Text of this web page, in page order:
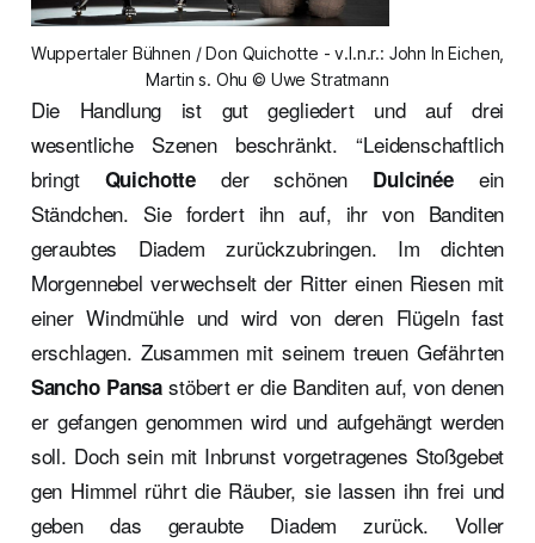
Wuppertaler Bühnen / Don Quichotte - v.l.n.r.: John In Eichen,
Martin s. Ohu © Uwe Stratmann
Die Handlung ist gut gegliedert und auf drei
wesentliche Szenen beschränkt. “Leidenschaftlich
bringt Quichotte der schönen Dulcinéeein
Ständchen. Sie fordert ihn auf, ihr von Banditen
geraubtes Diadem zurückzubringen. Im dichten
Morgennebel verwechselt der Ritter einen Riesen mit
einer Windmühle und wird von deren Flügeln fast
erschlagen. Zusammen mit seinem treuen Gefährten
Sancho Pansa stöbert er die Banditen auf, von denen
er gefangen genommen wird und aufgehängt werden
soll. Doch sein mit Inbrunst vorgetragenes Stoßgebet
gen Himmel rührt die Räuber, sie lassen ihn frei und
geben das geraubte Diadem zurück. Voller